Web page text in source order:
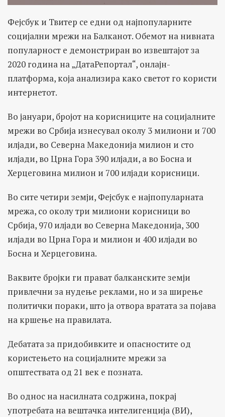
Фејсбук и Твитер се едни од најпопуларните
социјални мрежи на Балканот. Обемот на нивната
популарност е демонстриран во извештајот за
2020 година на „ДатаРепортал“, онлајн-
платформа, која анализира како светот го користи
интернетот.
Во јануари, бројот на корисниците на социјалните
мрежи во Србија изнесувал околу 3 милиони и 700
илјади, во Северна Македонија милион и сто
илјади, во Црна Гора 390 илјади, а во Босна и
Херцеговина милион и 700 илјади корисници.
Во сите четири земји, Фејсбук е најпопуларната
мрежа, со околу три милиони корисници во
Србија, 970 илјади во Северна Македонија, 300
илјади во Црна Гора и милион и 400 илјади во
Босна и Херцеговина.
Ваквите бројки ги прават балканските земји
привлечни за нудење реклами, но и за ширење
политички пораки, што ја отвора вратата за појава
на кршење на правилата.
Дебатата за придобивките и опасностите од
користењето на социјалните мрежи за
општествата од 21 век е позната.
Во однос на насилната содржина, покрај
употребата на вештачка интелигенција (ВИ),